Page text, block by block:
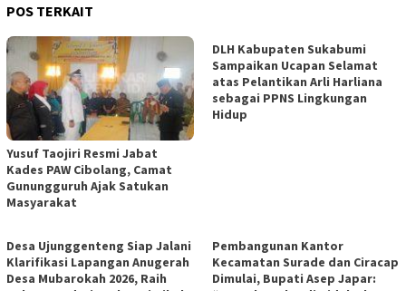
POS TERKAIT
Yusuf Taojiri Resmi Jabat
Kades PAW Cibolang, Camat
Gunungguruh Ajak Satukan
Masyarakat
DLH Kabupaten Sukabumi
Sampaikan Ucapan Selamat
atas Pelantikan Arli Harliana
sebagai PPNS Lingkungan
Hidup
Desa Ujunggenteng Siap Jalani
Klarifikasi Lapangan Anugerah
Desa Mubarokah 2026, Raih
Pembangunan Kantor
Kecamatan Surade dan Ciracap
Dimulai, Bupati Asep Japar: